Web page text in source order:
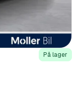
På lager